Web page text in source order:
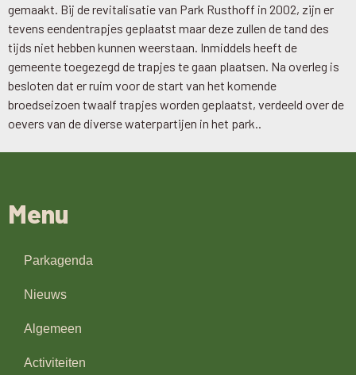
gemaakt. Bij de revitalisatie van Park Rusthoff in 2002, zijn er
tevens eendentrapjes geplaatst maar deze zullen de tand des
tijds niet hebben kunnen weerstaan. Inmiddels heeft de
gemeente toegezegd de trapjes te gaan plaatsen. Na overleg is
besloten dat er ruim voor de start van het komende
broedseizoen twaalf trapjes worden geplaatst, verdeeld over de
oevers van de diverse waterpartijen in het park..
Menu
Parkagenda
Nieuws
Algemeen
Activiteiten